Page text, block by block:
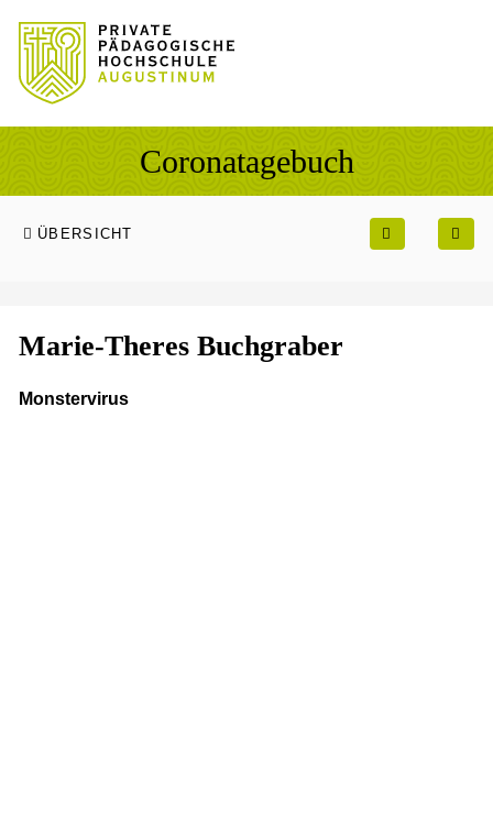
Sprung zum Hauptinhalt
Sprung zur Fusszeile
Coronatagebuch
ÜBERSICHT
Marie-Theres Buchgraber
Monstervirus